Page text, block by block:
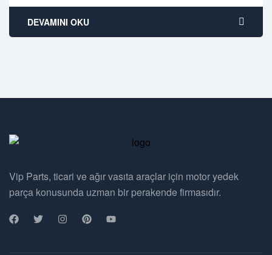
DEVAMINI OKU
Vip Parts, ticari ve ağır vasıta araçlar için motor yedek
parça konusunda uzman bir perakende firmasıdır.